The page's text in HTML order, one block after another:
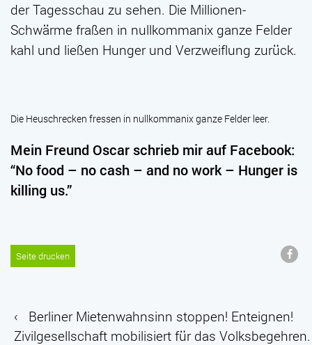
der Tagesschau zu sehen. Die Millionen-
Schwärme fraßen in nullkommanix ganze Felder
kahl und ließen Hunger und Verzweiflung zurück.
Die Heuschrecken fressen in nullkommanix ganze Felder leer.
Mein Freund Oscar schrieb mir auf Facebook:
“No food – no cash – and no work – Hunger is
killing us.”
Seite drucken
‹
Berliner Mietenwahnsinn stoppen! Enteignen!
Zivilgesellschaft mobilisiert für das Volksbegehren.